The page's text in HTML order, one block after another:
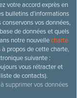
votre accord exprès en
bulletins d’informations
vos données,
de données et quels
notre nouvellecharte
propos de cette charte,
suivante :
vous rétracter et
de contacts).
supprimer vos données